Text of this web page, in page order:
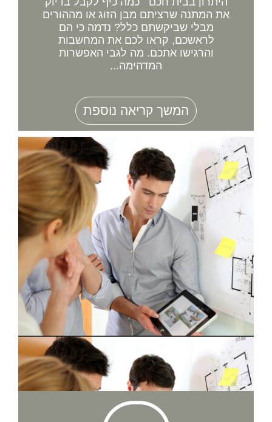
את המתנה שרציתם מבן הזוג או מההורים
מבלי שביקשתם כלל? נדמה כי הם
לראשכם, קראו לכם את המחשבות
והרגישו אתכם. מה לגבי האפשרות
המדהימה...
המשך קריאה נוספת